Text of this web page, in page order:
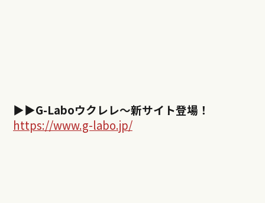
▶︎▶︎G-Laboウクレレ～新サイト登場！
https://www.g-labo.jp/